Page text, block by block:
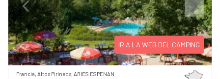
Previous Next
IR A LA WEB DEL CAMPING
Francia, Altos Pirineos, ARIES ESPENAN